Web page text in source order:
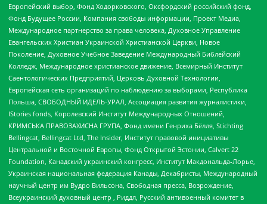
Европейский выбор, Фонд Ходорковского, Оксфордский российский фонд,
Фонд Будущее России, Компания свободы информации, Проект Медиа,
Международное партнерство за права человека, Духовное Управление
Евангельских Христиан Украинской Христианской Церкви, Новое
Поколение, Духовное Учебное Заведение Международный Библейский
Колледж, Международное христианское движение, Всемирный Институт
Саентологических Предприятий, Церковь Духовной Технологии,
Европейская сеть организаций по наблюдению за выборами, Республика
Польша, СВОБОДНЫЙ ИДЕЛЬ-УРАЛ, Ассоциация развития журналистики,
IStories fonds, Королевский Институт Международных Отношений,
КРИМСЬКА ПРАВОЗАХИСНА ГРУПА, Фонд имени Генриха Бёлля, Stichting
Bellingcat, Bellingcat Ltd, The Insider, Институт правовой инициативы
Центральной и Восточной Европы, Фонд Открытой Эстонии, Calvert 22
Foundation, Канадский украинский конгресс, Институт Макдональда-Лорье,
Украинская национальная федерация Канады, Декабристы, Международный
научный центр им Вудро Вильсона, Свободная пресса, Возрождение,
Всеукраинский духовный центр , Риддл, Русский антивоенный комитет в